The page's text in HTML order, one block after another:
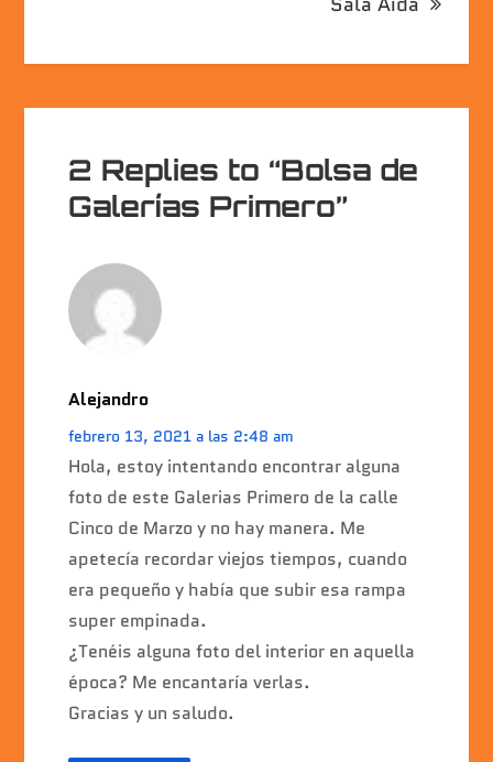
entradas
2 Replies to “Bolsa de
Galerías Primero”
Alejandro
febrero 13, 2021 a las 2:48 am
Hola, estoy intentando encontrar alguna
foto de este Galerias Primero de la calle
Cinco de Marzo y no hay manera. Me
apetecía recordar viejos tiempos, cuando
era pequeño y había que subir esa rampa
super empinada.
¿Tenéis alguna foto del interior en aquella
época? Me encantaría verlas.
Gracias y un saludo.